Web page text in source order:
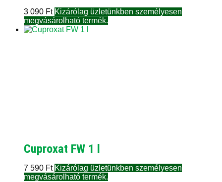
3 090 Ft Kizárólag üzletünkben személyesen
megvásárolható termék.
Cuproxat FW 1 l
7 590 Ft Kizárólag üzletünkben személyesen
megvásárolható termék.